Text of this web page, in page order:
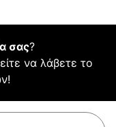
σας?
να λάβετε το